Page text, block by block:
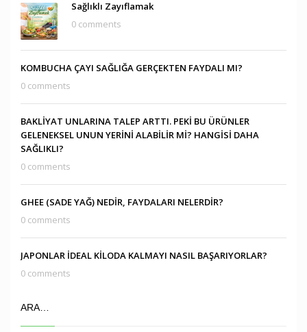
Sağlıklı Zayıflamak
0 comments
KOMBUCHA ÇAYI SAĞLIĞA GERÇEKTEN FAYDALI MI?
0 comments
BAKLİYAT UNLARINA TALEP ARTTI. PEKİ BU ÜRÜNLER
GELENEKSEL UNUN YERİNİ ALABİLİR Mİ? HANGİSİ DAHA
SAĞLIKLI?
0 comments
GHEE (SADE YAĞ) NEDİR, FAYDALARI NELERDİR?
0 comments
JAPONLAR İDEAL KİLODA KALMAYI NASIL BAŞARIYORLAR?
0 comments
ARA…